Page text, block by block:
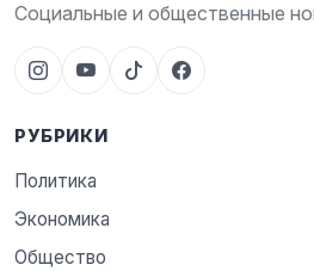
Социальные и общественные
РУБРИКИ
Политика
Экономика
Общество